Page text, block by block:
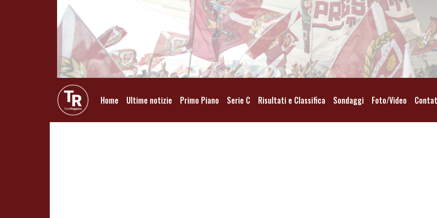
Home Ultime notizie Primo Piano Serie C Risultati e Classifica Sondaggi Foto/Video